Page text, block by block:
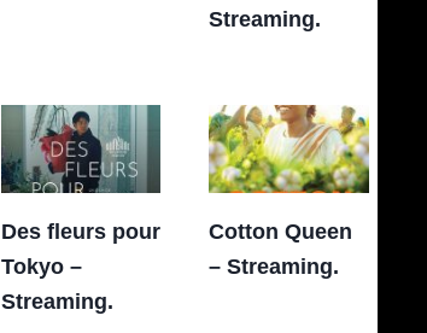
Streaming.
Des fleurs pour
Tokyo –
Streaming.
Cotton Queen
– Streaming.